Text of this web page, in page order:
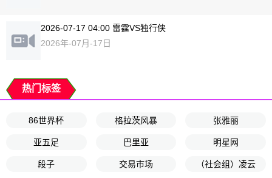
2026-07-17 04:00 雷霆VS独行侠
2026年-07月-17日
热门标签
86世界杯 格拉茨风暴 张雅丽
亚五足 巴里亚 明星网
段子 交易市场 （社会组）凌云